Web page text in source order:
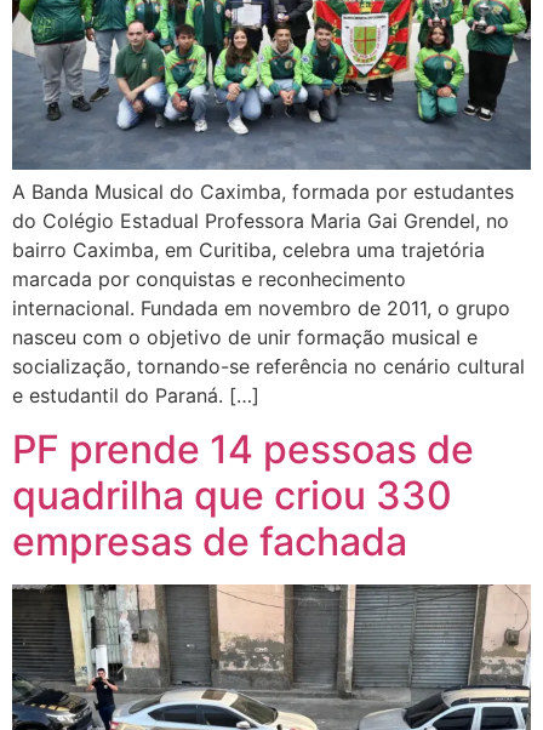
A Banda Musical do Caximba, formada por estudantes
do Colégio Estadual Professora Maria Gai Grendel, no
bairro Caximba, em Curitiba, celebra uma trajetória
marcada por conquistas e reconhecimento
internacional. Fundada em novembro de 2011, o grupo
nasceu com o objetivo de unir formação musical e
socialização, tornando-se referência no cenário cultural
e estudantil do Paraná. […]
PF prende 14 pessoas de
quadrilha que criou 330
empresas de fachada